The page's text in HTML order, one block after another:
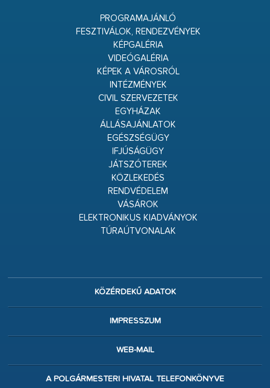
PROGRAMAJÁNLÓ
FESZTIVÁLOK, RENDEZVÉNYEK
KÉPGALÉRIA
VIDEÓGALÉRIA
KÉPEK A VÁROSRÓL
INTÉZMÉNYEK
CIVIL SZERVEZETEK
EGYHÁZAK
ÁLLÁSAJÁNLATOK
EGÉSZSÉGÜGY
IFJÚSÁGÜGY
JÁTSZÓTEREK
KÖZLEKEDÉS
RENDVÉDELEM
VÁSÁROK
ELEKTRONIKUS KIADVÁNYOK
TÚRAÚTVONALAK
KÖZÉRDEKŰ ADATOK
IMPRESSZUM
WEB-MAIL
A POLGÁRMESTERI HIVATAL TELEFONKÖNYVE